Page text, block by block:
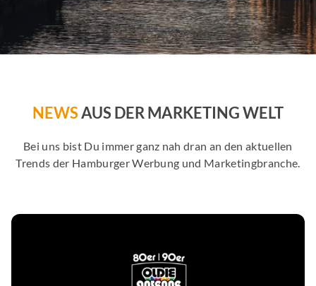
NEWSAUS DER MARKETING WELT
Bei uns bist Du immer ganz nah dran an den aktuellen
Trends der Hamburger Werbung und Marketingbranche.